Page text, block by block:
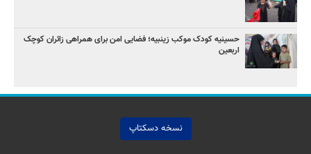
حسینیه کودک موکب زینبیه؛ فضایی امن برای همراهی زائران کوچک
اربعین
نسخه دسکتاپ